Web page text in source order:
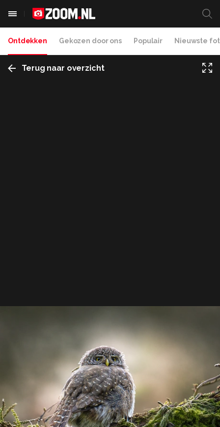
Ontdekken Gekozen door ons Populair Nieuwste
Terug naar overzicht